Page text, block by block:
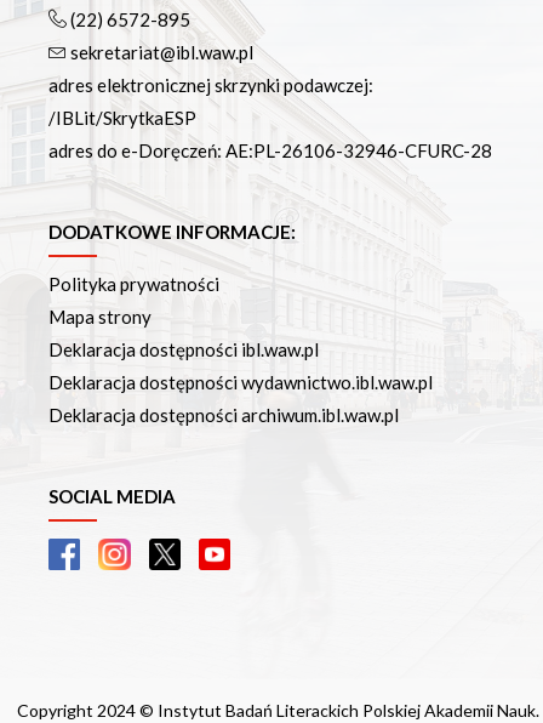
(22) 6572-895
sekretariat@ibl.waw.pl
adres elektronicznej skrzynki podawczej:
/IBLit/SkrytkaESP
adres do e-Doręczeń: AE:PL-26106-32946-CFURC-28
DODATKOWE INFORMACJE:
Polityka prywatności
Mapa strony
Deklaracja dostępności ibl.waw.pl
Deklaracja dostępności wydawnictwo.ibl.waw.pl
Deklaracja dostępności archiwum.ibl.waw.pl
SOCIAL MEDIA
Copyright 2024 © Instytut Badań Literackich Polskiej Akademii Nauk.